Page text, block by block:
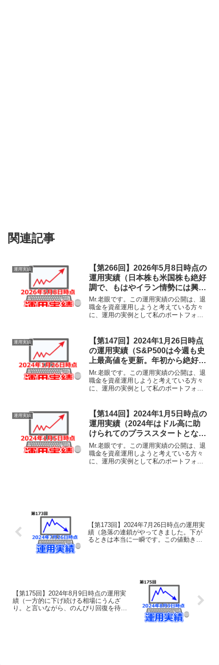
関連記事
運用実績
【第266回】2026年5月8日時点の
運用実績（日本株も米国株も絶好
調で、もはやイラン情勢には興味
がない様子。物価や景気の先行き
不安も織り込み済み？本当に大丈
夫なのでしょうか。）
Mr.老眼です。この運用実績の公開は、退
職金を資産運用しようと考えている方々
に、運用の実例として私のポートフォリ
ていただけることを目的としておりま
す。あくまでも実験台と...
運用実績
【第147回】2024年1月26日時点
の運用実績（S&P500は今週も史
上最高値を更新。年初から絶好調
の株式相場ですが、そろそろ反動
急落の覚悟が必要か。。。）
Mr.老眼です。この運用実績の公開は、退
職金を資産運用しようと考えている方々
に、運用の実例として私のポートフォリ
ていただけることを目的としておりま
す。あくまでも実験台と...
運用実績
【第144回】2024年1月5日時点の
運用実績（2024年はドル高に助
けられてのプラススタートとなり
ました。一方、相場の冴えない値
動きは心配です。）
Mr.老眼です。この運用実績の公開は、退
職金を資産運用しようと考えている方々
に、運用の実例として私のポートフォリ
【第173回】2024年7月26日時点の運用実
績（急落の連鎖がやってきました。下が
るときは本当に一瞬です。この値動きに
【第175回】2024年8月9日時点の運用実
績（一方的に下げ続ける相場にうんざ
り。と言いながら、のんびり回復を待つ